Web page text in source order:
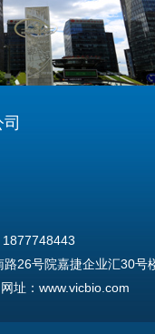
26号院嘉捷企业汇30号
址：www.vicbio.com